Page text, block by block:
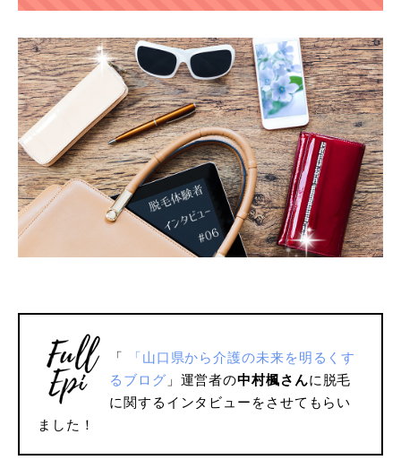
「 「山口県から介護の未来を明るくす
るブログ 」運営者の中村楓さんに脱毛
に関するインタビューをさせてもらい
ました！